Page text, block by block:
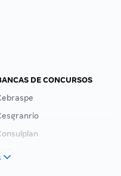
DE CONCURSOS